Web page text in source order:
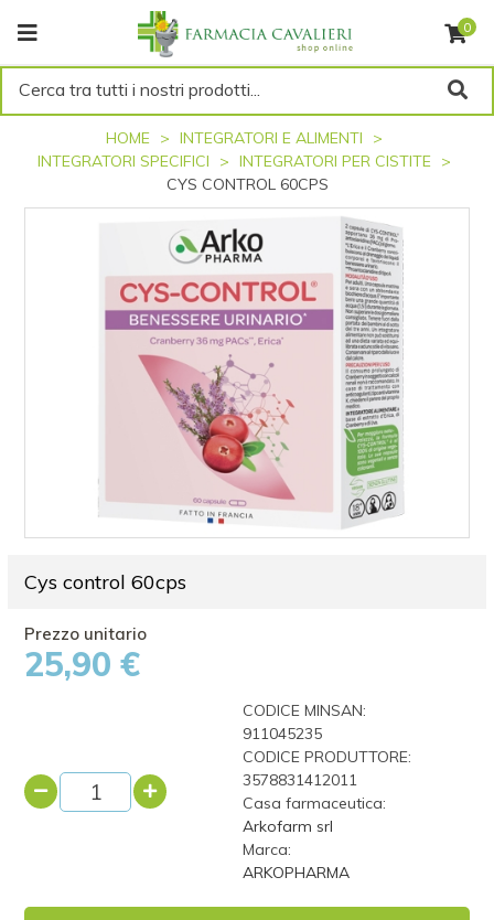
0
Cerca tra tutti i nostri prodotti...
HOME
INTEGRATORI E ALIMENTI
INTEGRATORI SPECIFICI
INTEGRATORI PER CISTITE
CYS CONTROL 60CPS
Cys control 60cps
25,90 €
CODICE MINSAN:
911045235
CODICE PRODUTTORE:
3578831412011
Casa farmaceutica:
Arkofarm srl
Marca:
ARKOPHARMA